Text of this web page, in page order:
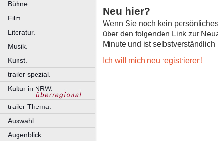
Bühne.
Film.
Literatur.
Musik.
Kunst.
trailer spezial.
Kultur in NRW.
trailer Thema.
Auswahl.
Augenblick
Neu hier?
Wenn Sie noch kein
über den folgenden Link zur
Minute und ist selbstverständlich
Ich will mich neu registrieren!